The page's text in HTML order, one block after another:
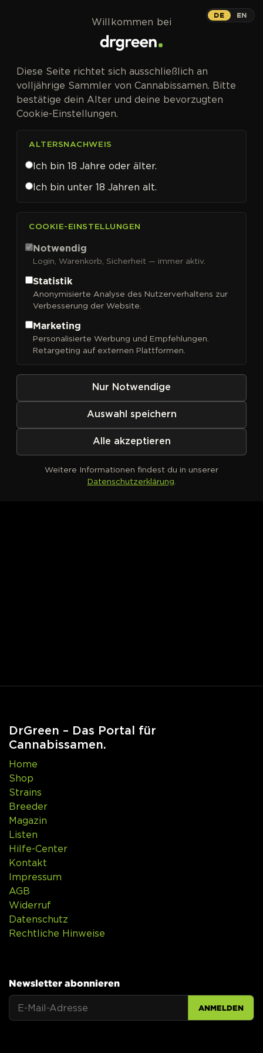
Garden Of Green
Sortieren nach
Kein Produkt definiert
DrGreen – Das Portal für
Cannabissamen.
Home
Shop
Strains
Breeder
Magazin
Listen
Hilfe-Center
Kontakt
Impressum
AGB
Widerruf
Datenschutz
Rechtliche Hinweise
Newsletter abonnieren
ANMELDEN
DE EN
Willkommen bei
Diese Seite richtet sich ausschließlich an
volljährige Sammler von Cannabissamen. Bitte
bestätige dein Alter und deine bevorzugten
Cookie-Einstellungen.
ALTERSNACHWEIS
Ich bin 18 Jahre oder älter.
Ich bin unter 18 Jahren alt.
COOKIE-EINSTELLUNGEN
Notwendig
Login, Warenkorb, Sicherheit — immer aktiv.
Statistik
Anonymisierte Analyse des Nutzerverhaltens zur
Verbesserung der Website.
Marketing
Personalisierte Werbung und Empfehlungen.
Retargeting auf externen Plattformen.
Nur Notwendige
Auswahl speichern
Alle akzeptieren
Weitere Informationen findest du in unserer
Datenschutzerklärung